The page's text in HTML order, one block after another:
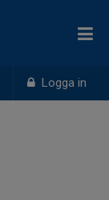
Logga in